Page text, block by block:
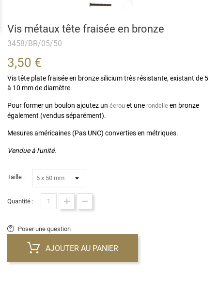
Vis métaux tête fraisée en bronze
3458/BR/05/50
3,50 €
Vis tête plate fraisée en bronze silicium très résistante, existant de 5
à 10 mm de diamètre.
Pour former un boulon ajoutez un écrou et une rondelle en bronze
également (vendus séparément).
Mesures américaines (Pas UNC) converties en métriques.
Vendue à l'unité.
Taille :
Quantité :
Poser une question
AJOUTER AU PANIER